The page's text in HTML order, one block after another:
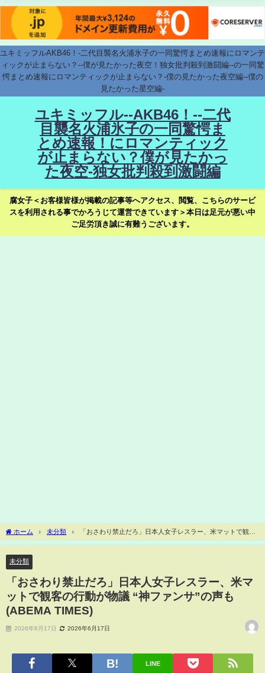
ユキミッフルAKB46！-二代目襲名火浦氷子の一同驚愕まとめ速報にロマンテ
ィックが止まらない？--僕が見たかった夜空！独女批判殺到激闘編--の一同驚
愕まとめ速報にロマンティックが止まらない？-僕の見たかった夜空編--僕の
見たかった星空編-
ユキミッフル--AKB46！--二代
目襲名火浦氷子の一同驚愕ま
とめ速報！にロマンティック
が止まらない？僕が見たかっ
た夜空-独女批判殺到激闘編
腐女子＜お客様皆様が掲載の記事等へアクセス、閲覧、こちらのサービ
スを利用される事でかろうじて運営できています＞本日は足元が悪い中
ご足労頂き誠に有難うございます。
ホーム 未分類
「おさわり禁止だろ」日本人女子レスラー、米マットで観客
の行動が物議 “神ファンサ”の声も(ABEMA TIMES)
未分類
「おさわり禁止だろ」日本人女子レスラー、米マ
ットで観客の行動が物議 “神ファンサ”の声も
(ABEMA TIMES)
2026年6月17日 2026年6月17日
LINE